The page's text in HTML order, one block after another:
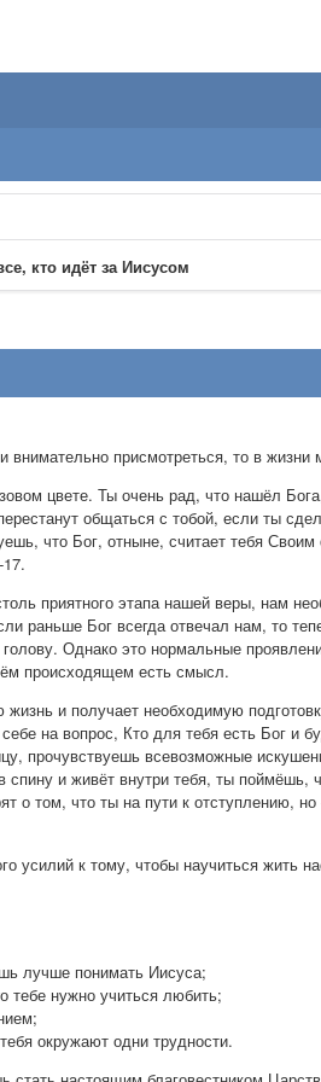
кто идёт за Иисусом
присмотреться, то в жизни
цвете. Ты очень рад, что нашёл
общаться с тобой, если ты
что Бог, отныне, считает тебя
приятного этапа нашей веры, нам
раньше Бог всегда отвечал нам, то
Однако это нормальные
происходящем есть смысл.
и получает необходимую
на вопрос, Кто для тебя есть Бог и
прочувствуешь всевозможные
и живёт внутри тебя, ты
о том, что ты на пути к отступлению,
усилий к тому, чтобы научиться жить
лучше понимать Иисуса;
тебе нужно учиться любить;
окружают одни трудности.